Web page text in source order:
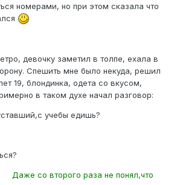
номерами, но при этом сказала что
девочку заметил в толпе, ехала в
Спешить мне было некуда, решил
19, блондинка, одета со вкусом,
в таком духе начал разговор:
учебы едишь?
Даже со второго раза не понял,что